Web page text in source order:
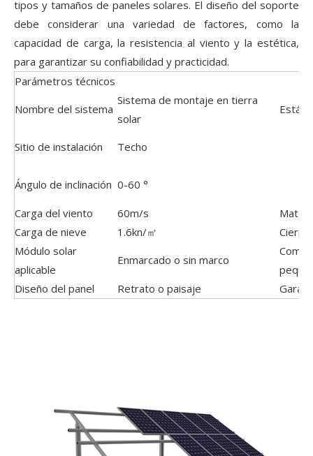
tipos y tamaños de paneles solares. El diseño del soporte
debe considerar una variedad de factores, como la
capacidad de carga, la resistencia al viento y la estética,
para garantizar su confiabilidad y practicidad.
Parámetros técnicos
Nombre del sistema
Sistema de montaje en tierra
solar
Sitio de instalación Techo
Ángulo de inclinación 0-60 °
Carga del viento 60m/s
Carga de nieve
1.6kn/㎡
Cierre
Módulo solar
aplicable
Enmarcado o sin marco
Diseño del panel
Retrato o paisaje